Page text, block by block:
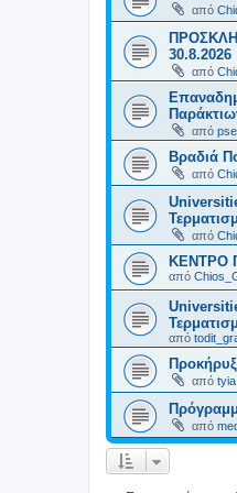
από
30.8.2026
από
από
Βραδιά
από
από
ΚΕΝΤΡΟ
από
από
από tyia
από